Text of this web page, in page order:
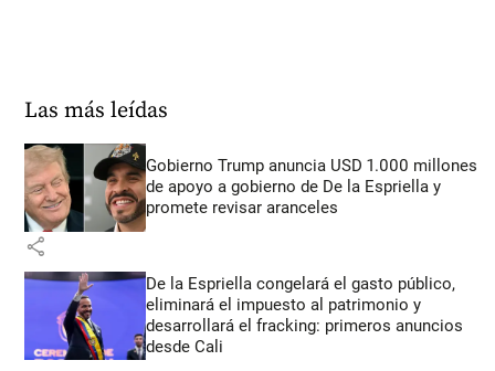
Las más leídas
Gobierno Trump anuncia USD 1.000 millones
de apoyo a gobierno de De la Espriella y
promete revisar aranceles
share
De la Espriella congelará el gasto público,
eliminará el impuesto al patrimonio y
desarrollará el fracking: primeros anuncios
desde Cali